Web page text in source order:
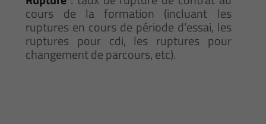
cours de la formation (incluant les
ruptures en cours de période d’essai, les
ruptures pour cdi, les ruptures pour
changement de parcours, etc).